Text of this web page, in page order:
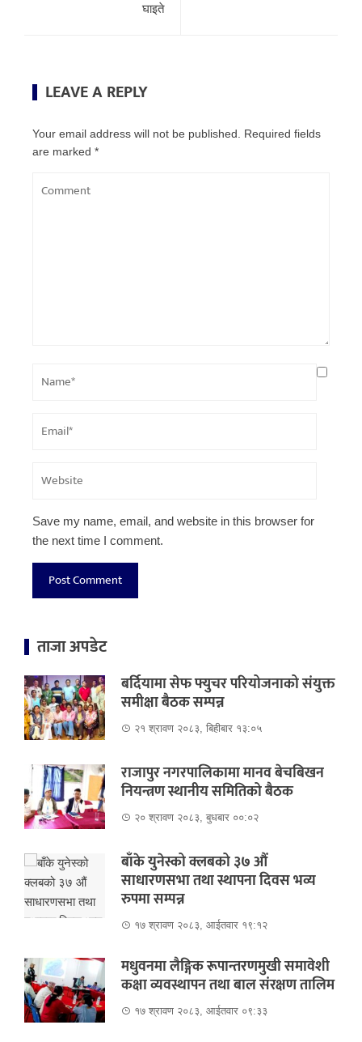
घाइते
LEAVE A REPLY
Your email address will not be published.
Required fields
are marked *
Save my name, email, and website in this browser for
the next time I comment.
ताजा अपडेट
बर्दियामा सेफ फ्युचर परियोजनाको संयुक्त
समीक्षा बैठक सम्पन्न
२१ श्रावण २०८३, बिहीबार १३:०५
राजापुर नगरपालिकामा मानव बेचबिखन
नियन्त्रण स्थानीय समितिको बैठक
२० श्रावण २०८३, बुधबार ००:०२
बाँके युनेस्को क्लबको ३७ औं
साधारणसभा तथा स्थापना दिवस भव्य
रुपमा सम्पन्न
१७ श्रावण २०८३, आईतवार १९:१२
मधुवनमा लैङ्गिक रूपान्तरणमुखी समावेशी
कक्षा व्यवस्थापन तथा बाल संरक्षण तालिम
१७ श्रावण २०८३, आईतवार ०९:३३